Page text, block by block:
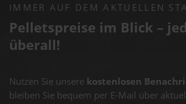
IMMER AUF DEM AKTUELLEN
Pelletspreise im Blick –
überall!
Nutzen Sie unsere kostenlosen
bleiben Sie bequem per E-Mail über